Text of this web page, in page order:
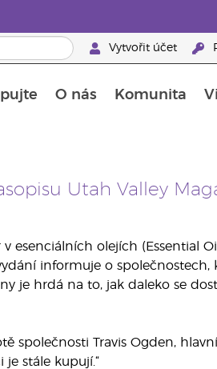
Vytvořit účet
O nás Komunita
Utah Valley
esenciálních olejích (Essential
informuje o společnostech,
je hrdá na to, jak daleko se
společnosti Travis Ogden,
stále kupují.“